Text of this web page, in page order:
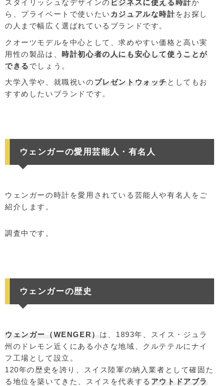
スタイリッシュなデザインの ビジネスに使える時計か
ら、プライベートで使いたい カジュアルな時計をお探し
の人まで幅広く選ばれているブランドです。
クオーツモデルを中心として、求めやすい価格と高い実
用性の製品は、時計初心者の人にも安心して使うことが
できる でしょう。
大学入学や、就職祝いのプレゼントウォッチ としてもお
すすめしたいブランドです。
ウェンガーの愛用芸能人・有名人
ウェンガーの時計を愛用されている芸能人や有名人をご
紹介します。
調査中です。
ウェンガーの歴史
ウェンガー（WENGER） は、1893年、スイス・ジュラ
州のドレモン近くにある小さな地域、クルテテルにナイ
フ工場として設立。
120年の歴史を誇り、スイス陸軍の納入業者として確固た
る地位を築いてきた、スイスを代表する アウトドアブラ